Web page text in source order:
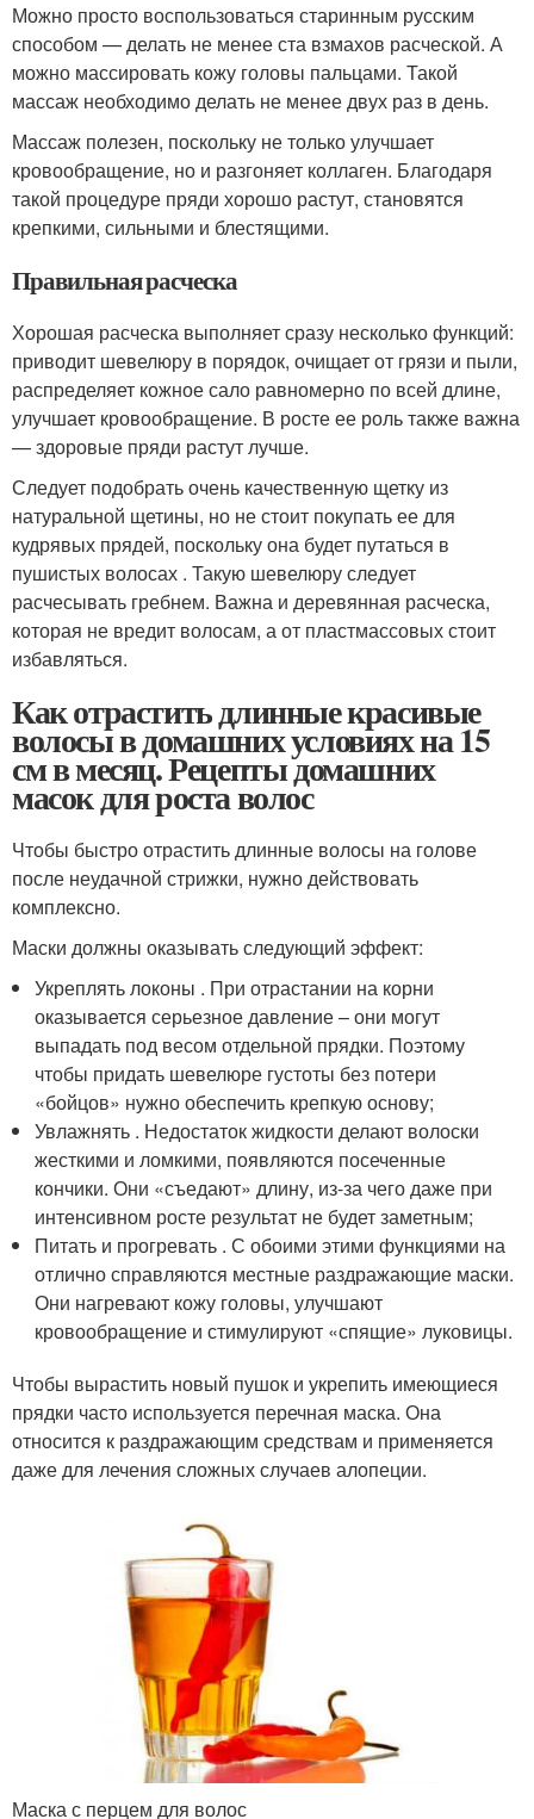
Можно просто воспользоваться старинным русским
способом — делать не менее ста взмахов расческой. А
можно массировать кожу головы пальцами. Такой
массаж необходимо делать не менее двух раз в день.
Массаж полезен, поскольку не только улучшает
кровообращение, но и разгоняет коллаген. Благодаря
такой процедуре пряди хорошо растут, становятся
крепкими, сильными и блестящими.
Правильная расческа
Хорошая расческа выполняет сразу несколько функций:
приводит шевелюру в порядок, очищает от грязи и пыли,
распределяет кожное сало равномерно по всей длине,
улучшает кровообращение. В росте ее роль также важна
— здоровые пряди растут лучше.
Следует подобрать очень качественную щетку из
натуральной щетины, но не стоит покупать ее для
кудрявых прядей, поскольку она будет путаться в
пушистых волосах . Такую шевелюру следует
расчесывать гребнем. Важна и деревянная расческа,
которая не вредит волосам, а от пластмассовых стоит
избавляться.
Как отрастить длинные красивые
волосы в домашних условиях на 15
см в месяц. Рецепты домашних
масок для роста волос
Чтобы быстро отрастить длинные волосы на голове
после неудачной стрижки, нужно действовать
комплексно.
Маски должны оказывать следующий эффект:
Укреплять локоны . При отрастании на корни
оказывается серьезное давление – они могут
выпадать под весом отдельной прядки. Поэтому
чтобы придать шевелюре густоты без потери
«бойцов» нужно обеспечить крепкую основу;
Увлажнять . Недостаток жидкости делают волоски
жесткими и ломкими, появляются посеченные
кончики. Они «съедают» длину, из-за чего даже при
интенсивном росте результат не будет заметным;
Питать и прогревать . С обоими этими функциями на
отлично справляются местные раздражающие маски.
Они нагревают кожу головы, улучшают
кровообращение и стимулируют «спящие» луковицы.
Чтобы вырастить новый пушок и укрепить имеющиеся
прядки часто используется перечная маска. Она
относится к раздражающим средствам и применяется
даже для лечения сложных случаев алопеции.
Маска с перцем для волос